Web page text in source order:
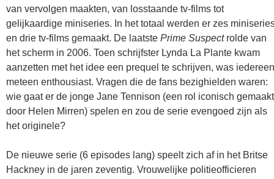
van vervolgen maakten, van losstaande tv-films tot
gelijkaardige miniseries. In het totaal werden er zes
en drie tv-films gemaakt. De laatste Prime Suspectrolde van
het scherm in 2006. Toen schrijfster Lynda La Plante kwam
aanzetten met het idee een prequel te schrijven, was iedereen
meteen enthousiast. Vragen die de fans bezighielden waren:
wie gaat er de jonge Jane Tennison (een rol iconisch gemaakt
door Helen Mirren) spelen en zou de serie evengoed zijn als
het originele?
De nieuwe serie (6 episodes lang) speelt zich af in het Britse
Hackney in de jaren zeventig. Vrouwelijke politieofficieren